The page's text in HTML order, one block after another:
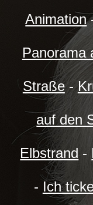
Animation
Panorama
Straße-
auf den
Elbstrand -
- Ich